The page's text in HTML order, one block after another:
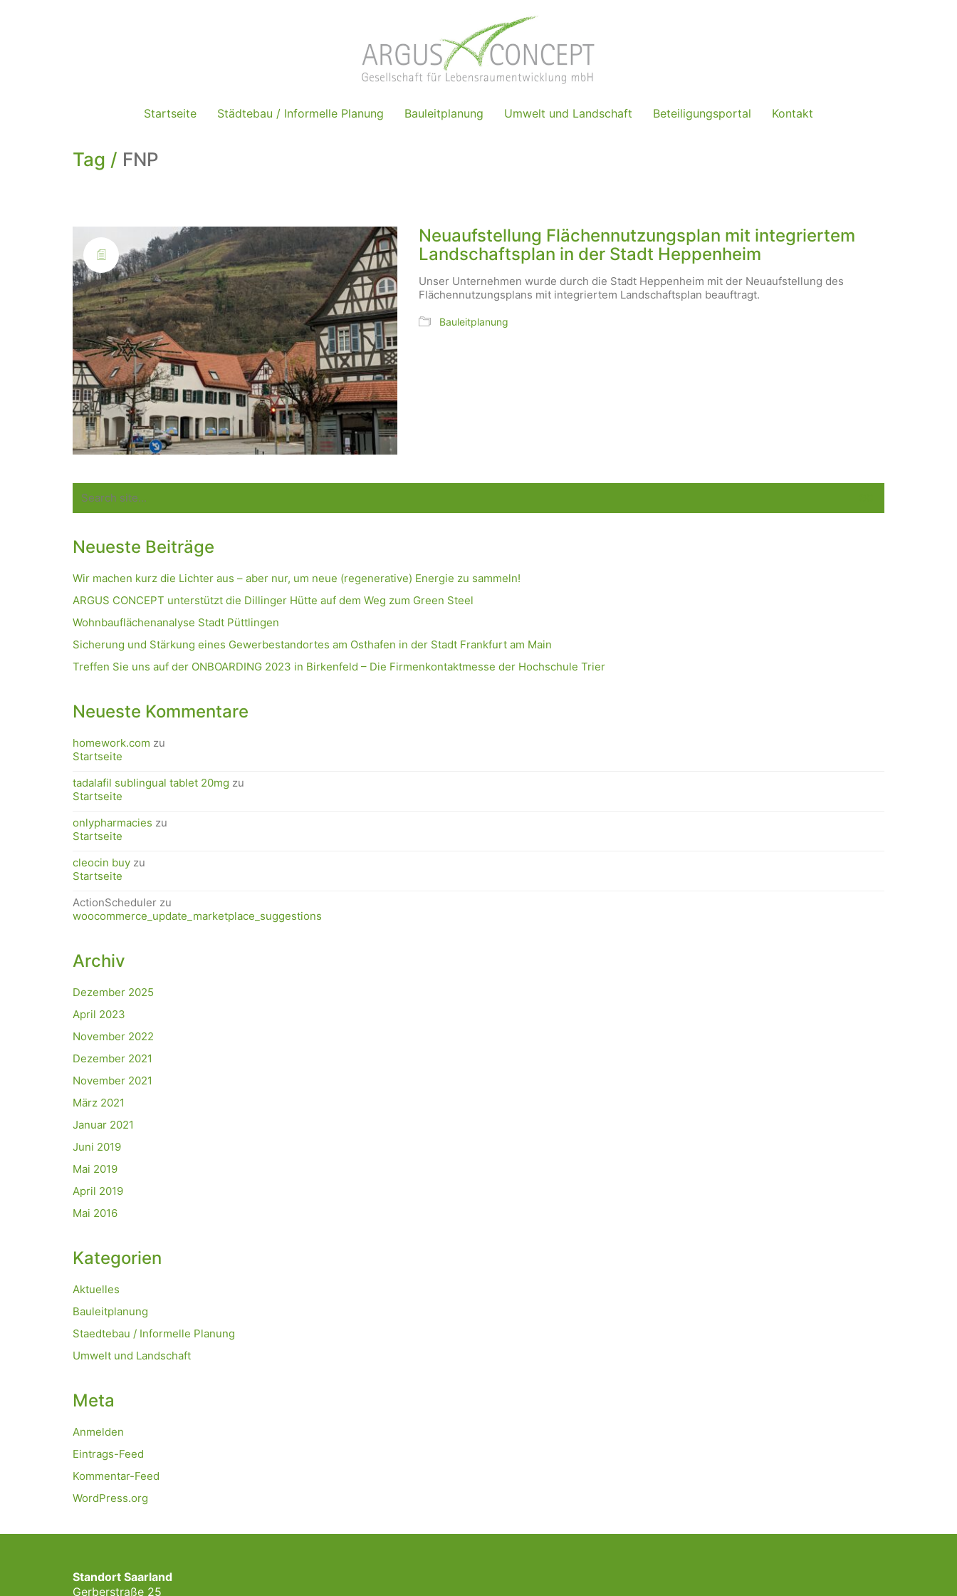
Startseite Städtebau / Informelle Planung Bauleitplanung Umwelt und Landschaft Beteiligungsportal Kontakt
Tag / FNP
Neuaufstellung Flächennutzungsplan mit integriertem
Landschaftsplan in der Stadt Heppenheim
Unser Unternehmen wurde durch die Stadt Heppenheim mit der Neuaufstellung des
Flächennutzungsplans mit integriertem Landschaftsplan beauftragt.
Bauleitplanung
for:
Neueste Beiträge
Wir machen kurz die Lichter aus – aber nur, um neue (regenerative) Energie zu sammeln!
ARGUS CONCEPT unterstützt die Dillinger Hütte auf dem Weg zum Green Steel
Wohnbauflächenanalyse Stadt Püttlingen
Sicherung und Stärkung eines Gewerbestandortes am Osthafen in der Stadt Frankfurt am Main
Treffen Sie uns auf der ONBOARDING 2023 in Birkenfeld – Die Firmenkontaktmesse der Hochschule Trier
Neueste Kommentare
homework.com zu
Startseite
tadalafil sublingual tablet 20mg zu
Startseite
onlypharmacies zu
Startseite
cleocin buy zu
Startseite
ActionScheduler zu
woocommerce_update_marketplace_suggestions
Archiv
Dezember 2025
April 2023
November 2022
Dezember 2021
November 2021
März 2021
Januar 2021
Juni 2019
Mai 2019
April 2019
Mai 2016
Kategorien
Aktuelles
Bauleitplanung
Staedtebau / Informelle Planung
Umwelt und Landschaft
Meta
Anmelden
Eintrags-Feed
Kommentar-Feed
WordPress.org
Standort Saarland
Gerberstraße 25